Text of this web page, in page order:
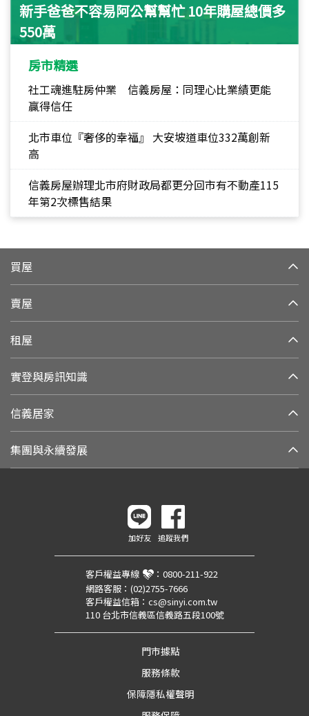
新手爸爸不容易阿公幫幫忙 10年購屋總價多
550萬
房市精選
社工魂進駐房仲業 信義房屋：同理心比業績更能
贏得信任
北市車位『奢侈的幸福』 大安坡道車位332萬創新
高
信義房屋辦理北市府財政局都更分回市有不動產115
年第2次標售結果
買屋
賣屋
租屋
實登與房訊知識
信義居家
集團與永續發展
加好友 追蹤我們
客戶權益專線 ： 0800-211-922
網路客服： (02)2755-7666
客戶權益信箱： cs@sinyi.com.tw
110 台北市信義區信義路五段100號
門市據點
服務條款
保障隱私權聲明